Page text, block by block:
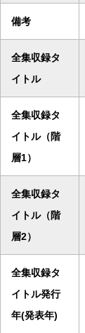
備考
全集収録タ
イトル
全集収録タ
イトル（階
層1）
全集収録タ
イトル（階
層2）
全集収録タ
イトル発行
年(発表年)